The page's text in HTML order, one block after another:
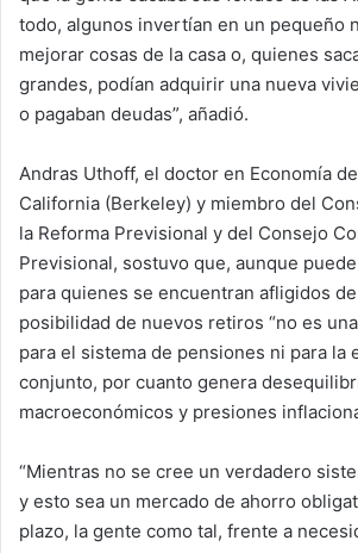
todo, algunos invertían en un pequeño
mejorar cosas de la casa o, quienes
grandes, podían adquirir una nueva
o pagaban deudas”, añadió.
Andras Uthoff, el doctor en Economía
California (Berkeley) y miembro del
la Reforma Previsional y del Consejo
Previsional, sostuvo que, aunque
para quienes se encuentran afligidos
posibilidad de nuevos retiros “no es
para el sistema de pensiones ni para la
conjunto, por cuanto genera
macroeconómicos y presiones
“Mientras no se cree un verdadero
y esto sea un mercado de ahorro
plazo, la gente como tal, frente a